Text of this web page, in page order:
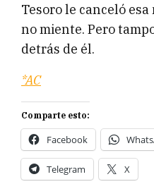
Tesoro le canceló
no miente. Pero
detrás de él.
*AC
Comparte esto:
Facebook
Telegram X